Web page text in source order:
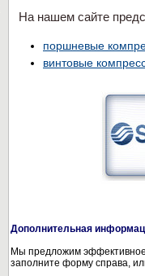
На нашем сайте
поршневые
винтовые
Дополнительная
Мы предложим эффективное
заполните форму справа,